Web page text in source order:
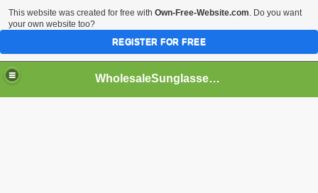
WholesaleSunglasses3b
This website was created for free with Own-Free-Website.com. Do you want
your own website too?
REGISTER FOR FREE